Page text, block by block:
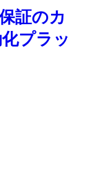
証のカ
プラッ